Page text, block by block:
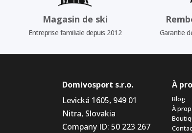
Magasin de ski
Entreprise familiale depuis 2012 Garantie
Domivosport s.r.o.
Levická 1605, 949 01
Nitra, Slovakia
Company ID: 50 223 267
À
Blog
À